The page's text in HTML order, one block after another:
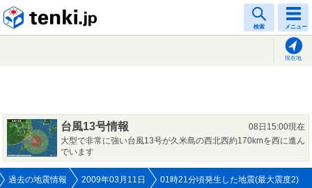
検索 メニュー
現在地
台風13号情報
08日15:00現在
大型で非常に強い台風13号が久米島の西北西約170kmを西に進ん
でいます
過去の地震情報 2009年03月11日 01時21分頃発生した地震(最大震度2)